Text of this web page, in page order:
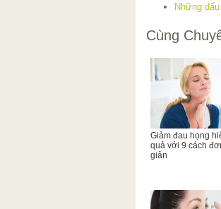
Những
Cùng
Giảm đau họng
quả với 9 cách
giản